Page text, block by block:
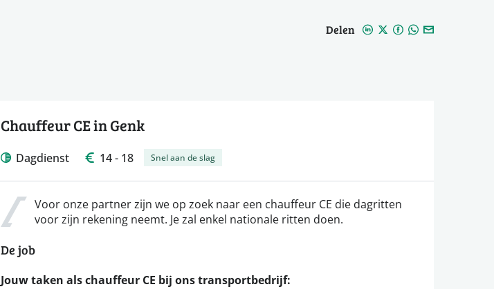
Delen
Chauffeur CE in Genk
Dagdienst 14 - 18 Snel aan de slag
Voor onze partner zijn we op zoek naar een chauffeur CE die dagritten
voor zijn rekening neemt. Je zal enkel nationale ritten doen.
De job
Jouw taken als chauffeur CE bij ons transportbedrijf: